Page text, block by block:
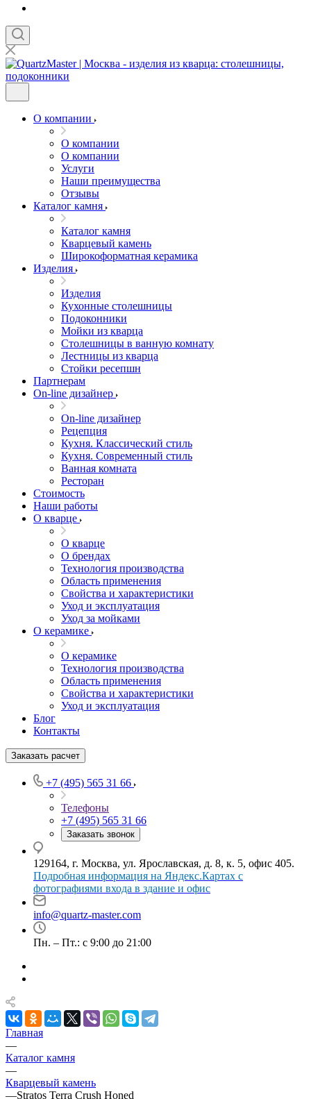
О компании
О компании
О компании
Услуги
Наши преимущества
Отзывы
Каталог камня
Каталог камня
Кварцевый камень
Широкоформатная керамика
Изделия
Изделия
Кухонные столешницы
Подоконники
Мойки из кварца
Столешницы в ванную комнату
Лестницы из кварца
Стойки ресепшн
Партнерам
On-line дизайнер
On-line дизайнер
Рецепция
Кухня. Классический стиль
Кухня. Современный стиль
Ванная комната
Ресторан
Стоимость
Наши работы
О кварце
О кварце
О брендах
Технология производства
Область применения
Свойства и характеристики
Уход и эксплуатация
Уход за мойками
О керамике
О керамике
Технология производства
Область применения
Свойства и характеристики
Уход и эксплуатация
Блог
Контакты
Заказать расчет
+7 (495) 565 31 66
Телефоны
+7 (495) 565 31 66
Заказать звонок
129164, г. Москва, ул. Ярославская, д. 8, к. 5, офис 405.
Подробная информация на Яндекс.Картах с
фотографиями входа в здание и офис
info@quartz-master.com
Пн. – Пт.: с 9:00 до 21:00
Главная
—
Каталог камня
—
Кварцевый камень
—Stratos Terra Crush Honed